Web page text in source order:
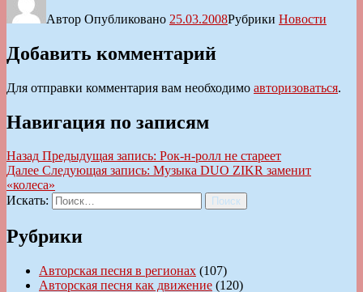
Автор Опубликовано 25.03.2008Рубрики Новости
Добавить комментарий
Для отправки комментария вам необходимо авторизоваться.
Навигация по записям
Назад Предыдущая запись: Рок-н-ролл не стареет
Далее Следующая запись: Музыка DUO ZIKR заменит
«колеса»
Искать:
Поиск
Рубрики
Авторская песня в регионах (107)
Авторская песня как движение (120)